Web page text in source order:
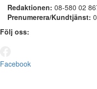
Redaktionen: 08-580 02
Prenumerera/Kundtjänst:
Följ oss:
Facebook